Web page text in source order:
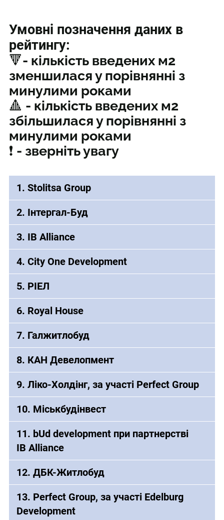
Умовні позначення даних в
рейтингу:
🔻- кількість введених м2
зменшилася у порівнянні з
минулими роками
🔺 - кількість введених м2
збільшилася у порівнянні з
минулими роками
❗️ - зверніть увагу
1. Stolitsa Group
2. Інтергал-Буд
3. IB Alliance
4. City One Development
5. РІЕЛ
6. Royal House
7. Галжитлобуд
8. КАН Девелопмент
9. Ліко-Холдінг, за участі Perfect Group
10. Міськбудінвест
11. bUd development при партнерстві
IB Alliance
12. ДБК-Житлобуд
13. Perfect Group, за участі Edelburg
Development